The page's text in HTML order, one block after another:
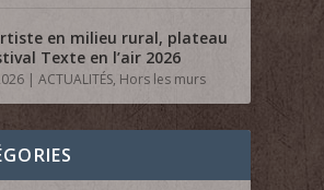
en milieu rural, plateau
Texte en l’air 2026
|ACTUALITÉS, Hors les murs